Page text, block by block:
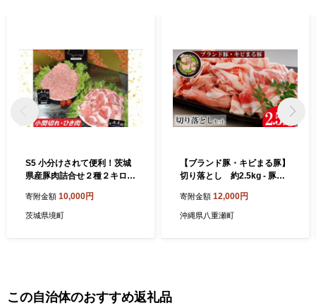
S5 小分けされて便利！茨城
県産豚肉詰合せ２種２キロ！
寄附金額 10,000円
茨城県境町
【ブランド豚・キビまる豚】
切り落とし 約2.5kg - 豚肉
色々楽しめる 人気 しょうが
焼き 肉じゃが 豚丼 豚キムチ
寄附金額 12,000円
沖縄県八重瀬町
この自治体のおすすめ返礼品